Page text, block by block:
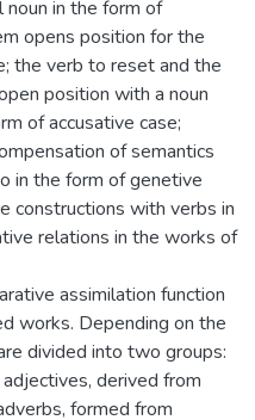
noun in the form of
opens position for the
the verb to reset and the
position with a noun
of accusative case;
of semantics
in the form of genetive
constructions with verbs in
relations in the works of
assimilation function
works. Depending on the
divided into two groups:
derived from
formed from